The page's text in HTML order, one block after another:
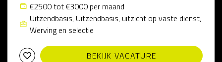
€2500 tot €3000 per maand
Uitzendbasis, Uitzendbasis, uitzicht op vaste dienst,
Werving en selectie
BEKIJK VACATURE